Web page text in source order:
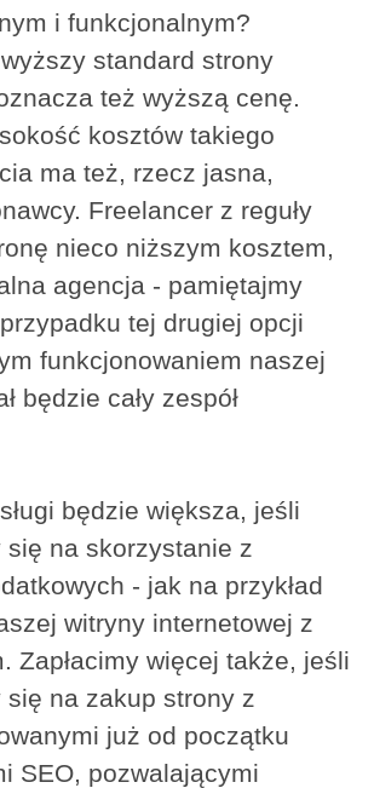
i funkcjonalnym?
standard strony
też wyższą cenę.
kosztów takiego
ma też, rzecz jasna,
Freelancer z reguły
nieco niższym kosztem,
agencja - pamiętajmy
tej drugiej opcji
funkcjonowaniem naszej
będzie cały zespół
będzie większa, jeśli
się na skorzystanie z
- jak na przykład
witryny internetowej z
Zapłacimy więcej także, jeśli
się na zakup strony z
już od początku
SEO, pozwalającymi